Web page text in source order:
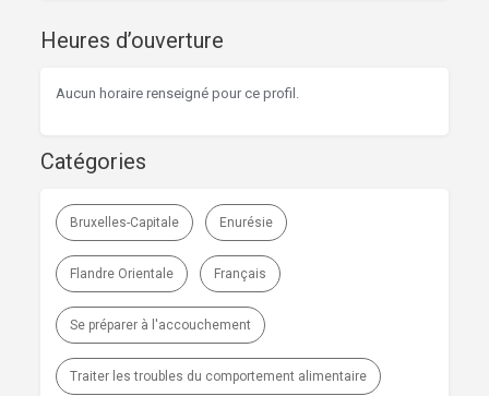
Heures d’ouverture
Aucun horaire renseigné pour ce profil.
Catégories
Bruxelles-Capitale Enurésie
Flandre Orientale Français
Se préparer à l'accouchement
Traiter les troubles du comportement alimentaire